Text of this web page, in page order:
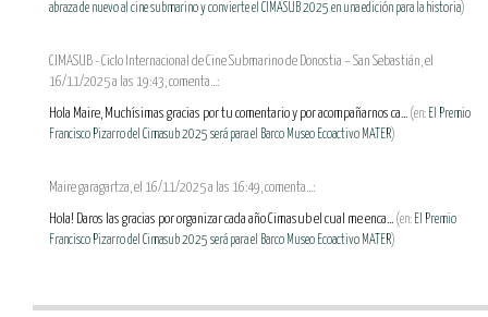
abraza de nuevo al cine submarino y convierte el CIMASUB 2025 en una edición para la historia)
CIMASUB - Ciclo Internacional de Cine Submarino de Donostia – San Sebastián, el
16/11/2025 a las 19:43, comenta...:
Hola Maire, Muchísimas gracias por tu comentario y por acompañarnos ca... (en: El Premio
Francisco Pizarro del Cimasub 2025 será para el Barco Museo Ecoactivo MATER)
Maire garagartza, el 16/11/2025 a las 16:49, comenta...:
Hola! Daros las gracias por organizar cada año Cimasub el cual me enca... (en: El Premio
Francisco Pizarro del Cimasub 2025 será para el Barco Museo Ecoactivo MATER)